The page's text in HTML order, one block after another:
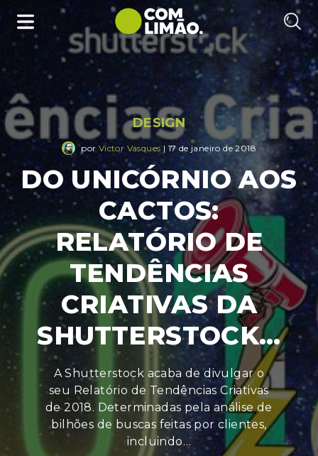
DESIGN
por Victor Vasques | 17 de janeiro de 2018
DO UNICÓRNIO AOS
CACTOS:
RELATÓRIO DE
TENDÊNCIAS
CRIATIVAS DA
SHUTTERSTOCK…
A Shutterstock acaba de divulgar o
seu Relatório de Tendências Criativas
de 2018. Determinadas pela análise de
bilhões de buscas feitas por clientes,
incluindo…